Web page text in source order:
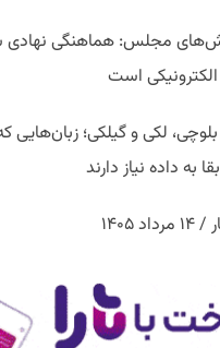
مجلس: هماهنگی نهادی
بلوچی، لکی و گیلکی؛
به داده نیاز دارند